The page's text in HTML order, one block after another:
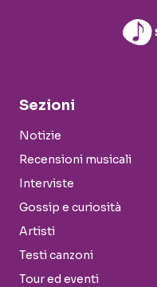
Sezioni
Notizie
Recensioni musicali
Interviste
Gossip e curiosità
Artisti
Testi canzoni
Tour ed eventi